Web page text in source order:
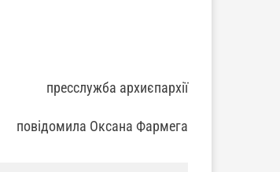
пресслужба архиєпархії
повідомила Оксана Фармега